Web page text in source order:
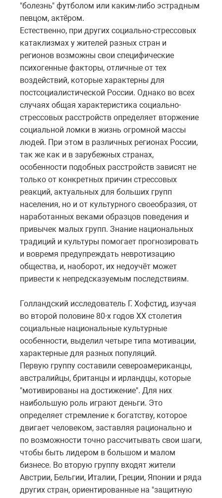
"болезнь" футболом или каким-либо эстрадным
певцом, актёром.
Естественно, при других социально-стрессовых
катаклизмах у жителей разных стран и
регионов возможны свои специфические
психогенные факторы, отличные от тех
воздействий, которые характерны для
постсоциалистической России. Однако во всех
случаях общая характеристика социально-
стрессовых расстройств определяет вторжение
социальной ломки в жизнь огромной массы
людей. При этом в различных регионах России,
так же как и в зарубежных странах,
особенности подобных расстройств зависят не
только от конкретных причин стрессовых
реакций, актуальных для больших групп
населения, но и от культурного своеобразия, от
наработанных веками образцов поведения и
привычек малых групп. Знание национальных
традиций и культуры помогает прогнозировать
и вовремя предупреждать невротизацию
общества, и, наоборот, их недоучёт может
привести к непредсказуемым последствиям.
Голландский исследователь Г. Хофстид, изучая
во второй половине 80-х годов XX столетия
социальные национальные культурные
особенности, выделил четыре типа мотивации,
характерные для разных популяций.
Первую группу составили североамериканцы,
австралийцы, британцы и ирландцы, которые
"мотивированы на достижение". Для них
наибольшую роль играют деньги. Это
определяет стремление к богатству, которое
двигает человеком, заставляя рационально и
по возможности точно рассчитывать свои шаги,
чтобы быть лидером в большом и малом
бизнесе. Во вторую группу входят жители
Австрии, Бельгии, Италии, Греции, Японии и ряда
других стран, ориентированные на "защитную